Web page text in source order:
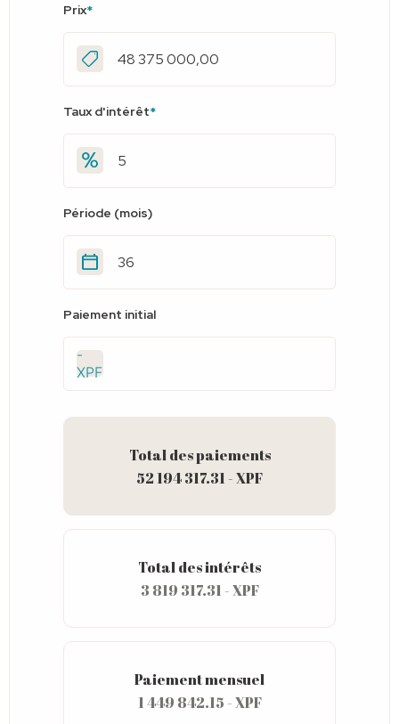
Prix*
Taux d'intérêt*
Période (mois)
Paiement initial
-
XPF
Paiement mensuel
1 449 842.15 - XPF
Total des intérêts
3 819 317.31 - XPF
Total des paiements
52 194 317.31 - XPF